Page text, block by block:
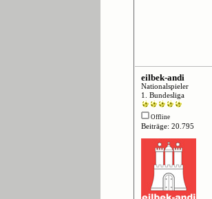
eilbek-andi
Nationalspieler
1. Bundesliga
Offline
Beiträge: 20.795